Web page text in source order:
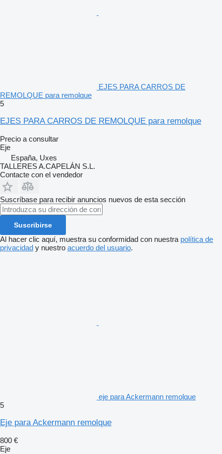
EJES PARA CARROS DE
REMOLQUE para remolque
5
EJES PARA CARROS DE REMOLQUE para remolque
Precio a consultar
Eje
España, Uxes
TALLERES A.CAPELÁN S.L.
Contacte con el vendedor
Suscríbase para recibir anuncios nuevos de esta sección
Suscribirse
Al hacer clic aquí, muestra su conformidad con nuestra política de
privacidad y nuestro acuerdo del usuario.
eje para Ackermann remolque
5
Eje para Ackermann remolque
800 €
Eje